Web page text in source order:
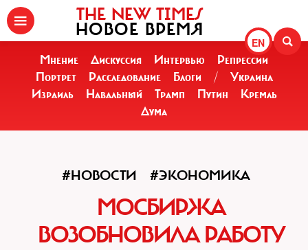
EN
THE NEW TIMES
НОВОЕ ВРЕМЯ
Мнение Дискуссия Интервью
Репрессии
Портрет
Расследование Блоги /
Украина
Израиль
Навальный Трамп Путин
Кремль
Дума
#НОВОСТИ #ЭКОНОМИКА
МОСБИРЖА
ВОЗОБНОВИЛА РАБОТУ